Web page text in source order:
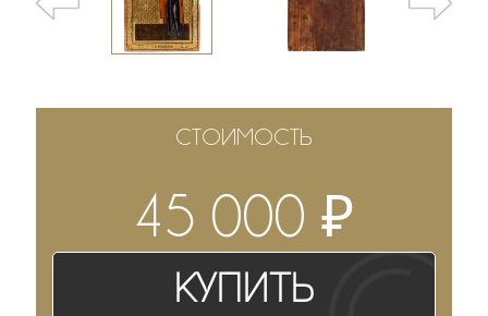
СТОИМОСТЬ
45 000₽
Купить